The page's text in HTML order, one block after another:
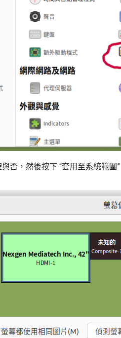
否，然後按下 “套用至系統範圍”